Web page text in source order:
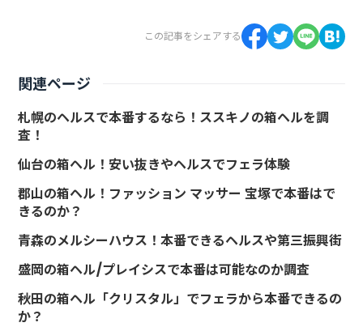
この記事をシェアする
関連ページ
札幌のヘルスで本番するなら！ススキノの箱ヘルを調
査！
仙台の箱ヘル！安い抜きやヘルスでフェラ体験
郡山の箱ヘル！ファッション マッサー 宝塚で本番はで
きるのか？
青森のメルシーハウス！本番できるヘルスや第三振興街
盛岡の箱ヘル/プレイシスで本番は可能なのか調査
秋田の箱ヘル「クリスタル」でフェラから本番できるの
か？